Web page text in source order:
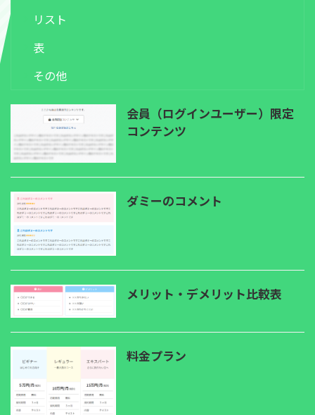
リスト
表
その他
会員（ログインユーザー）限定
コンテンツ
ダミーのコメント
メリット・デメリット比較表
料金プラン